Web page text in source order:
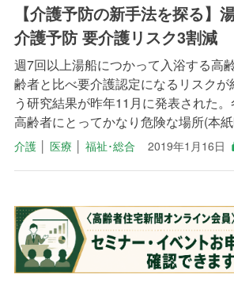
【介護予防の新手法を探る】
介護予防 要介護リスク3割減
週7回以上湯船につかって入浴する高
齢者と比べ要介護認定になるリスク
う研究結果が昨年11月に発表された
高齢者にとってかなり危険な場所(本
介護│ 医療 │ 福祉･総合 2019年1月16日